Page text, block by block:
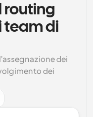
con chiamate
e i promemoria
notizie e aggiornamenti
routing
team di
dei
dei